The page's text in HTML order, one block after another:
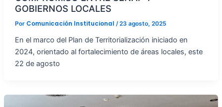
GOBIERNOS LOCALES
Por Comunicación Institucional /23 agosto, 2025
En el marco del Plan de Territorialización iniciado en
2024, orientado al fortalecimiento de áreas locales, este
22 de agosto